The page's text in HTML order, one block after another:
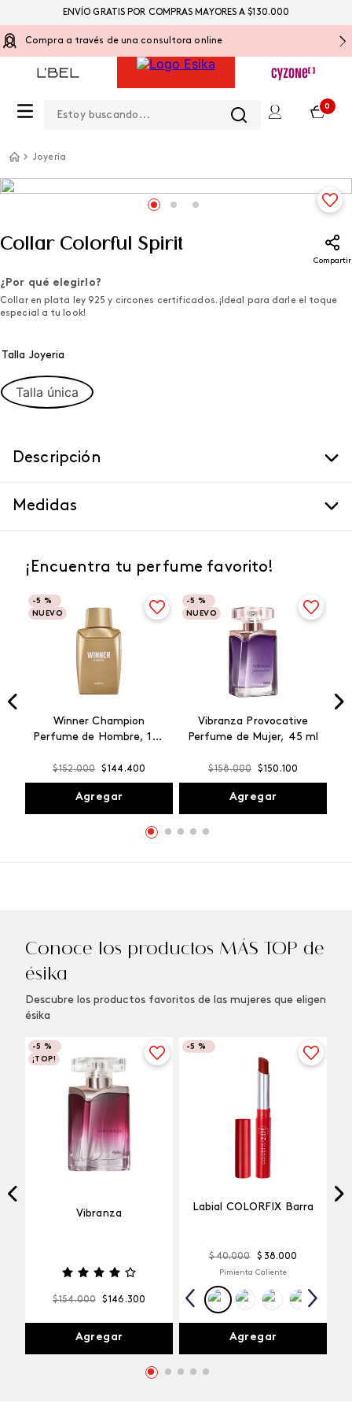
Compra a través de una consultora online
0
ENVÍO GRATIS POR COMPRAS MAYORES A $130.000
Joyería
Collar Colorful Spirit
Compartir
¿Por qué elegirlo?
Collar en plata ley 925 y circones certificados. ¡Ideal para darle el toque
especial a tu look!
Talla Joyeria
Talla única
Descripción
Medidas
¡Encuentra tu perfume favorito!
-5 %
NUEVO
Winner Champion
Perfume de Hombre, 100
$152.000 $144 .400
Agregar
-5 %
NUEVO
Vibranza Provocative
Perfume de Mujer, 45 ml
$158.000 $150 .100
Agregar
Conoce los productos MÁS TOP de
ésika
Descubre los productos favoritos de las mujeres que eligen
ésika
-5 %
¡TOP!
Vibranza
$154.000 $146 .300
Agregar
-5 %
Labial COLORFIX Barra
$ 40.000 $ 38.000
Pimienta Caliente
Agregar